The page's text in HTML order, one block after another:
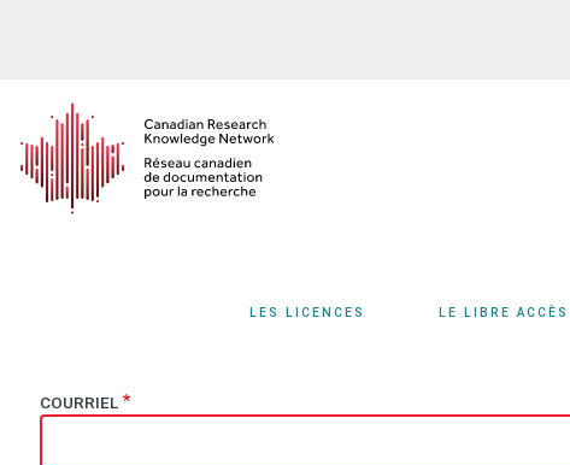
principal
LES LICENCES LE LIBRE ACCÈS
COURRIEL